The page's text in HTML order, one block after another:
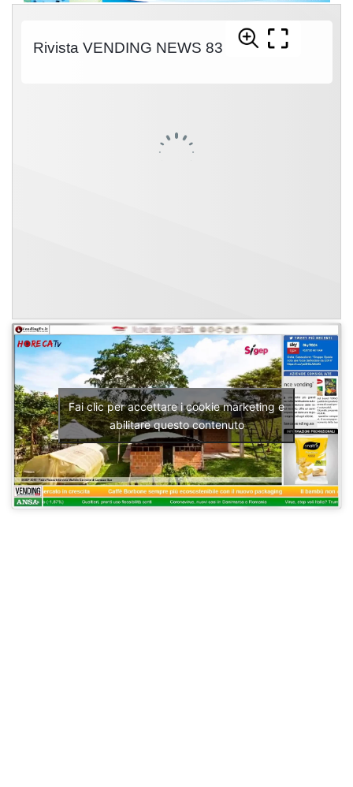
Fai clic per accettare i cookie marketing e
abilitare questo contenuto